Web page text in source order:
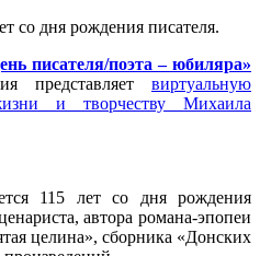
со дня рождения писателя.
писателя/поэта – юбиляра»
представляет виртуальную
и творчеству Михаила
115 лет со дня рождения
автора романа-эпопеи
целина», сборника «Донских